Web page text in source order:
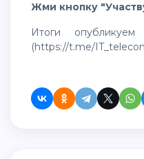
Жми кнопку
Итоги опубликуем в Канале ИТ-Телеком
(https://t.me/